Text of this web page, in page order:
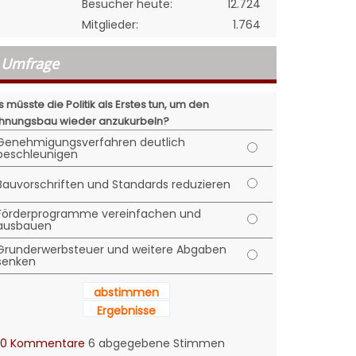
Besucher heute:
12.724
Mitglieder:
1.764
Umfrage
müsste die Politik als Erstes tun, um den
wieder anzukurbeln?
deutlich
und Standards reduzieren
vereinfachen und
und weitere Abgaben
abstimmen
Ergebnisse
0 Kommentare 6 abgegebene Stimmen